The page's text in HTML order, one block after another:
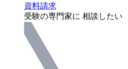
資料請求
受験の専門家に 相談したい